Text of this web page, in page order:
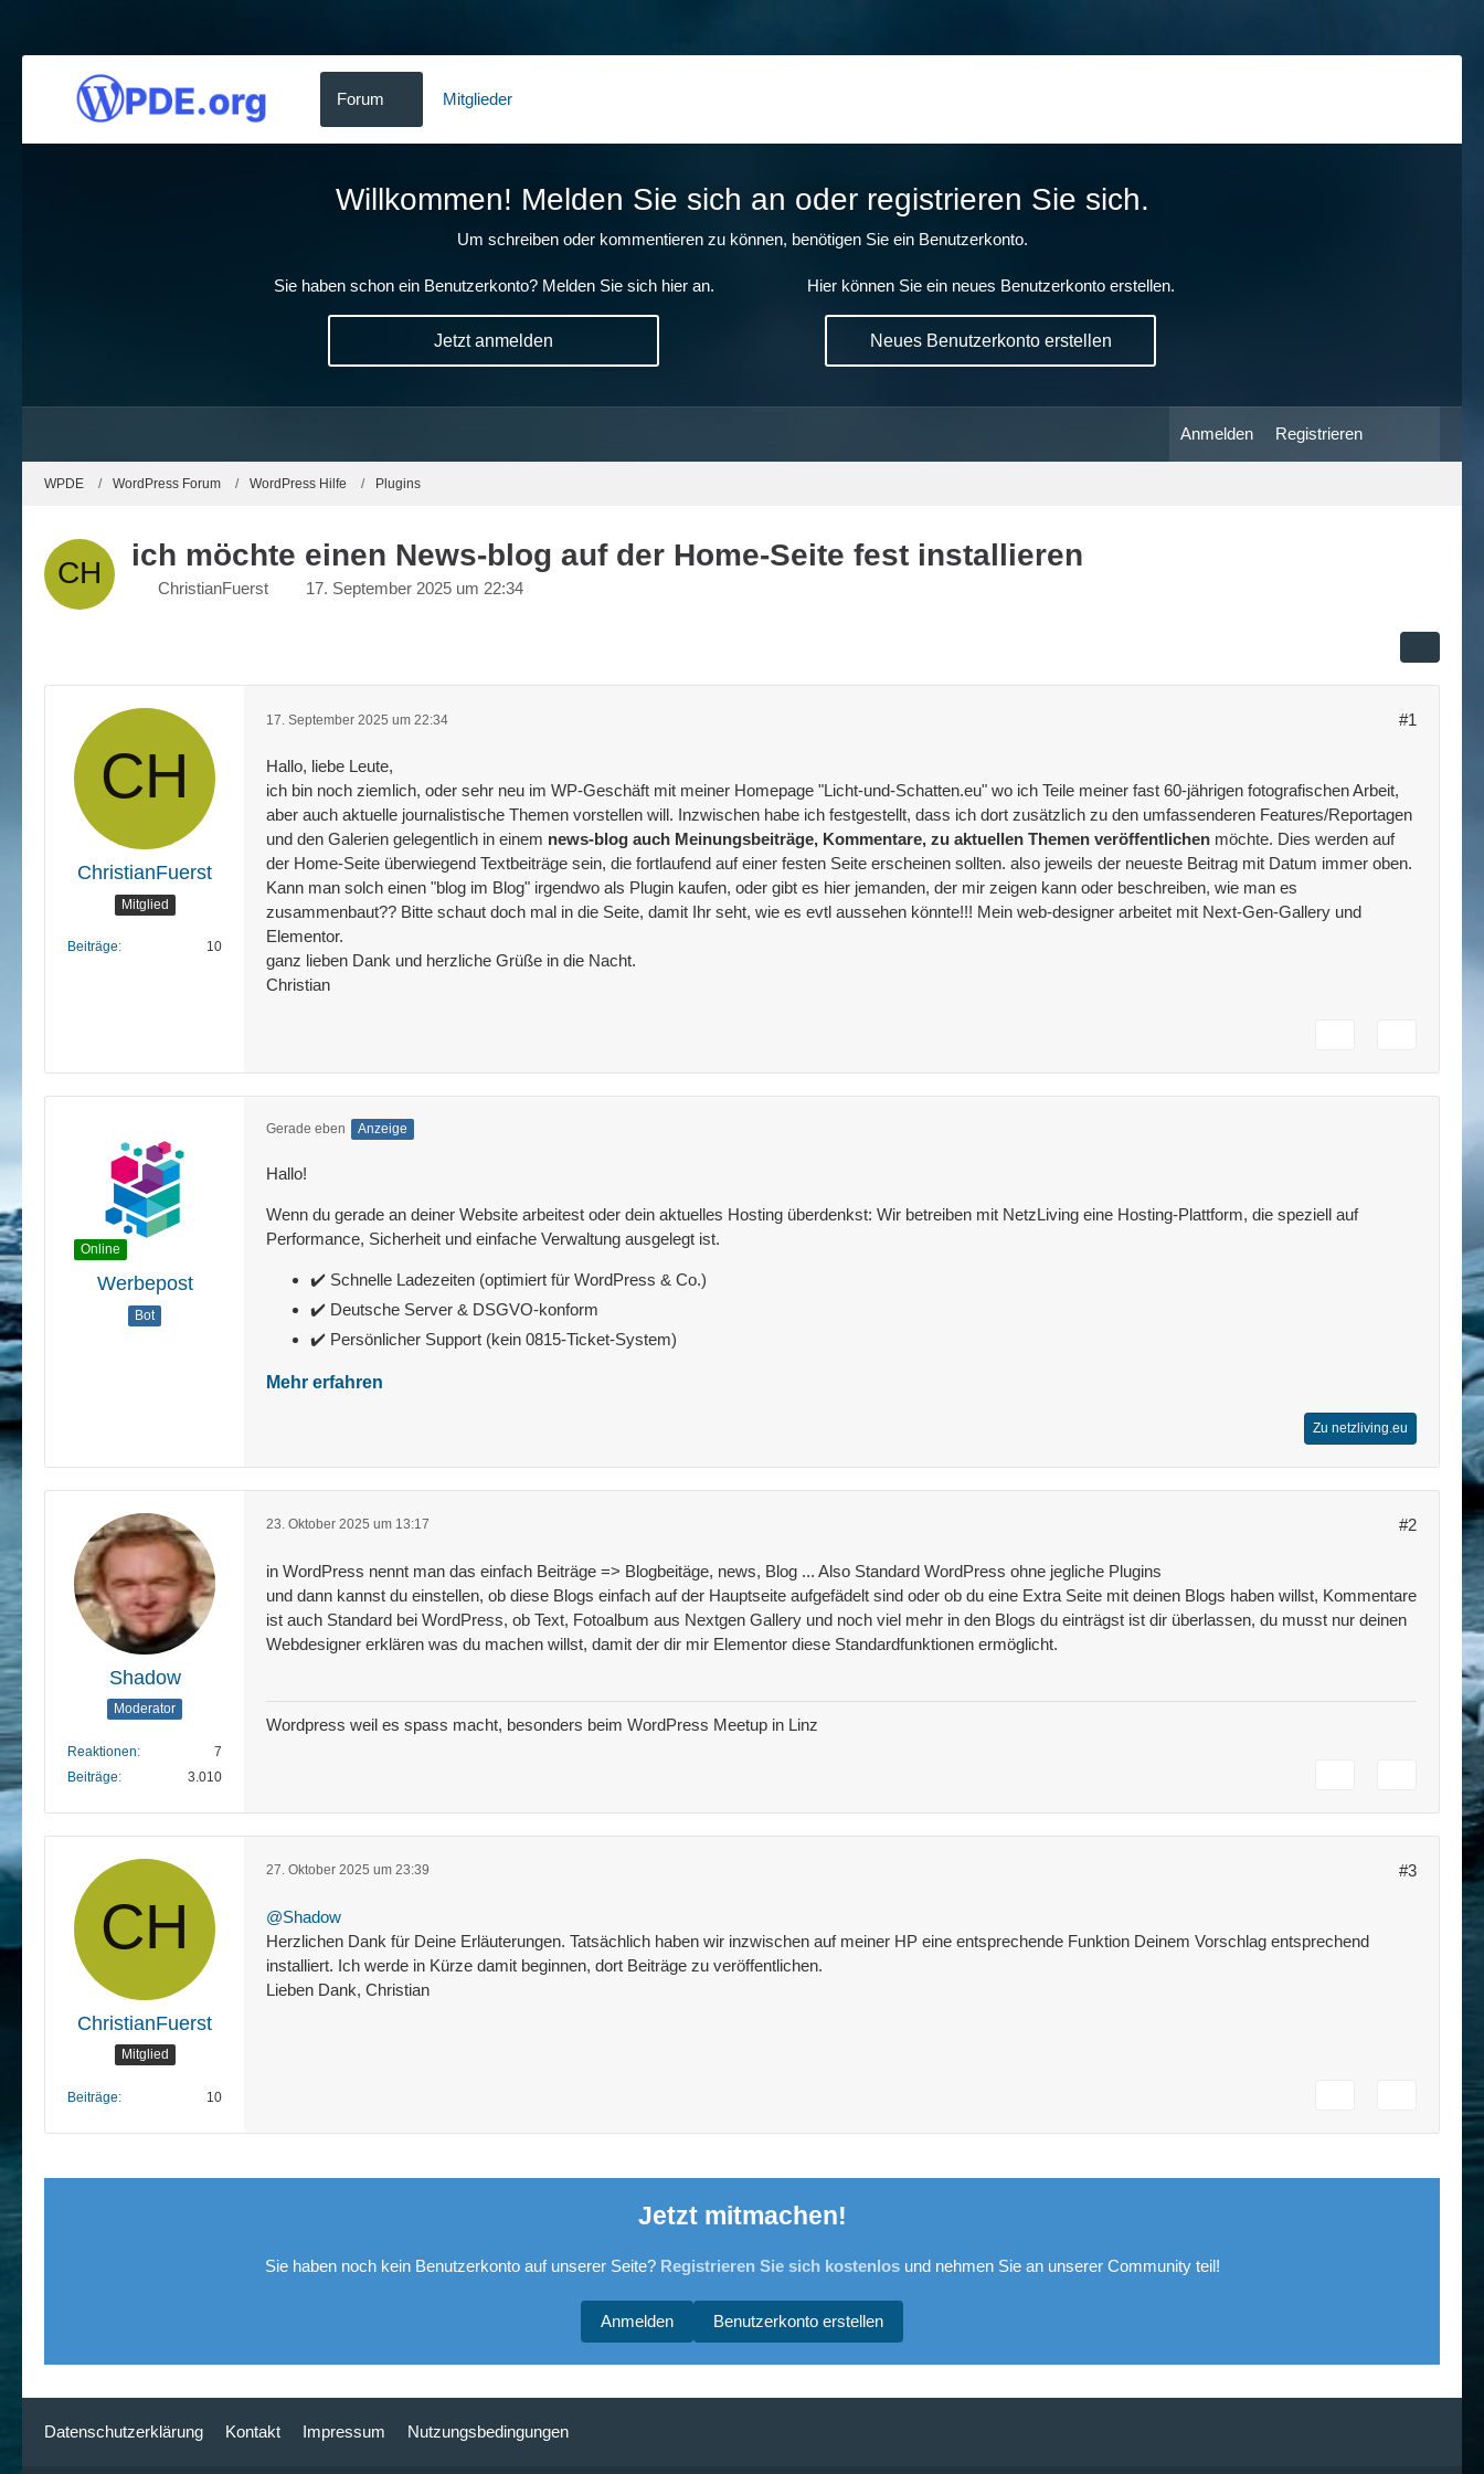
Forum Mitglieder
Willkommen! Melden Sie sich an oder registrieren Sie sich.
Um schreiben oder kommentieren zu können, benötigen Sie ein Benutzerkonto.
Sie haben schon ein Benutzerkonto? Melden Sie sich hier an.
Jetzt anmelden
Hier können Sie ein neues Benutzerkonto erstellen.
Neues Benutzerkonto erstellen
Anmelden Registrieren
WPDE WordPress Forum WordPress Hilfe Plugins
ich möchte einen News-blog auf der Home-Seite fest installieren
ChristianFuerst 17. September 2025 um 22:34
ChristianFuerst
Mitglied
Beiträge 10
17. September 2025 um 22:34 #1
Hallo, liebe Leute,
ich bin noch ziemlich, oder sehr neu im WP-Geschäft mit meiner Homepage "Licht-und-Schatten.eu" wo ich Teile meiner fast 60-jährigen fotografischen Arbeit,
aber auch aktuelle journalistische Themen vorstellen will. Inzwischen habe ich festgestellt, dass ich dort zusätzlich zu den umfassenderen Features/Reportagen
und den Galerien gelegentlich in einem news-blog auch Meinungsbeiträge, Kommentare, zu aktuellen Themen veröffentlichen möchte. Dies werden auf
der Home-Seite überwiegend Textbeiträge sein, die fortlaufend auf einer festen Seite erscheinen sollten. also jeweils der neueste Beitrag mit Datum immer oben.
Kann man solch einen "blog im Blog" irgendwo als Plugin kaufen, oder gibt es hier jemanden, der mir zeigen kann oder beschreiben, wie man es
zusammenbaut?? Bitte schaut doch mal in die Seite, damit Ihr seht, wie es evtl aussehen könnte!!! Mein web-designer arbeitet mit Next-Gen-Gallery und
Elementor.
ganz lieben Dank und herzliche Grüße in die Nacht.
Christian
Online
Werbepost
Bot
Gerade eben Anzeige
Hallo!
Wenn du gerade an deiner Website arbeitest oder dein aktuelles Hosting überdenkst: Wir betreiben mit NetzLiving eine Hosting-Plattform, die speziell auf
Performance, Sicherheit und einfache Verwaltung ausgelegt ist.
✔️ Schnelle Ladezeiten (optimiert für WordPress & Co.)
✔️ Deutsche Server & DSGVO-konform
✔️ Persönlicher Support (kein 0815-Ticket-System)
Mehr erfahren
Zu netzliving.eu
Shadow
Moderator
Reaktionen
7
Beiträge
3.010
23. Oktober 2025 um 13:17 #2
in WordPress nennt man das einfach Beiträge => Blogbeitäge, news, Blog ... Also Standard WordPress ohne jegliche Plugins
und dann kannst du einstellen, ob diese Blogs einfach auf der Hauptseite aufgefädelt sind oder ob du eine Extra Seite mit deinen Blogs haben willst, Kommentare
ist auch Standard bei WordPress, ob Text, Fotoalbum aus Nextgen Gallery und noch viel mehr in den Blogs du einträgst ist dir überlassen, du musst nur deinen
Webdesigner erklären was du machen willst, damit der dir mir Elementor diese Standardfunktionen ermöglicht.
Wordpress weil es spass macht, besonders beim WordPress Meetup in Linz
ChristianFuerst
Mitglied
Beiträge 10
27. Oktober 2025 um 23:39 #3
@Shadow
Herzlichen Dank für Deine Erläuterungen. Tatsächlich haben wir inzwischen auf meiner HP eine entsprechende Funktion Deinem Vorschlag entsprechend
installiert. Ich werde in Kürze damit beginnen, dort Beiträge zu veröffentlichen.
Lieben Dank, Christian
Jetzt mitmachen!
Sie haben noch kein Benutzerkonto auf unserer Seite? Registrieren Sie sich kostenlosund nehmen Sie an unserer Community teil!
Benutzerkonto erstellen
Anmelden
Datenschutzerklärung Kontakt Impressum Nutzungsbedingungen